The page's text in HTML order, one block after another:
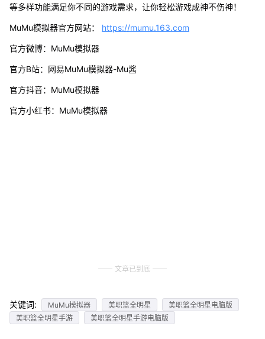
等多样功能满足你不同的游戏需求，让你轻松游戏成神不伤神！
MuMu模拟器官方网站： https://mumu.163.com
官方微博：MuMu模拟器
官方B站：网易MuMu模拟器-Mu酱
官方抖音：MuMu模拟器
官方小红书：MuMu模拟器
文章已到底
关键词: MuMu模拟器 美职篮全明星
美职篮全明星电脑版
美职篮全明星手游
美职篮全明星手游电脑版